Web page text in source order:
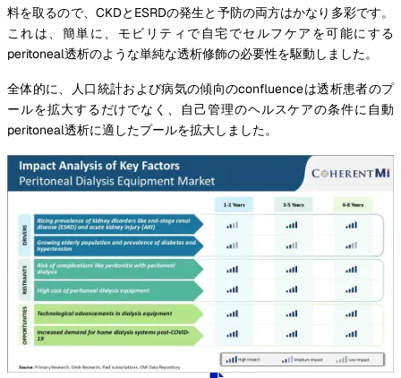
料を取るので、CKDとESRDの発生と予防の両方はかなり多彩です。
これは、簡単に、モビリティで自宅でセルフケアを可能にする
peritoneal透析のような単純な透析修飾の必要性を駆動しました。
全体的に、人口統計および病気の傾向のconfluenceは透析患者のプ
ールを拡大するだけでなく、自己管理のヘルスケアの条件に自動
peritoneal透析に適したプールを拡大しました。